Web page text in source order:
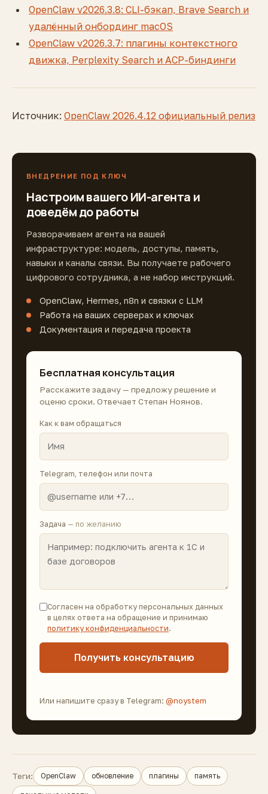
OpenClaw v2026.3.8: CLI-бэкап, Brave Search и
удалённый онбординг macOS
OpenClaw v2026.3.7: плагины контекстного
движка, Perplexity Search и ACP-биндинги
Источник: OpenClaw 2026.4.12 официальный релиз
ВНЕДРЕНИЕ ПОД КЛЮЧ
Настроим вашего ИИ-агента и
доведём до работы
Разворачиваем агента на вашей
инфраструктуре: модель, доступы, память,
навыки и каналы связи. Вы получаете рабочего
цифрового сотрудника, а не набор инструкций.
OpenClaw, Hermes, n8n и связки с LLM
Работа на ваших серверах и ключах
Документация и передача проекта
Бесплатная консультация
Расскажите задачу — предложу решение и
оценю сроки. Отвечает Степан Ноянов.
Как к вам обращаться
Telegram, телефон или почта
Задача — по желанию
Согласен на обработку персональных данных
в целях ответа на обращение и принимаю
политику конфиденциальности.
Получить консультацию
Или напишите сразу в Telegram: @noystem
Теги: OpenClaw обновление плагины память